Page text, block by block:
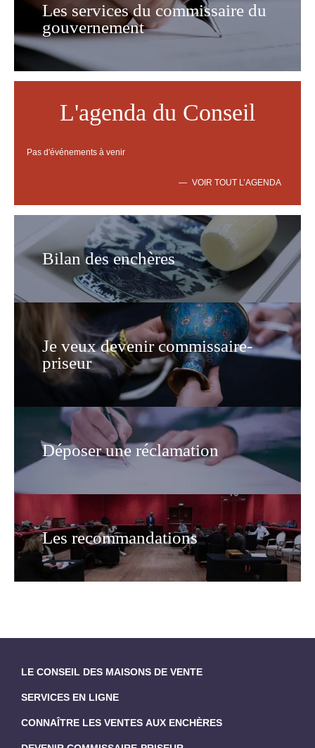
Les services du commissaire du
gouvernement
L'agenda du Conseil
Pas d'événements à venir
VOIR TOUT L’AGENDA
Bilan des enchères
Je veux devenir commissaire-
priseur
Déposer une réclamation
Les recommandations
LE CONSEIL DES MAISONS DE VENTE
SERVICES EN LIGNE
CONNAÎTRE LES VENTES AUX ENCHÈRES